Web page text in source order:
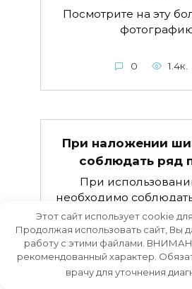
Посмотрите на эту
0 1.4к.
При наложении
соблюдать ряд
При
необходимо
0 28
Этот сайт использует cookie
Продолжая использовать сайт, Вы
работу с этими файлами.
рекомендованный характер.
врачу для уточнения